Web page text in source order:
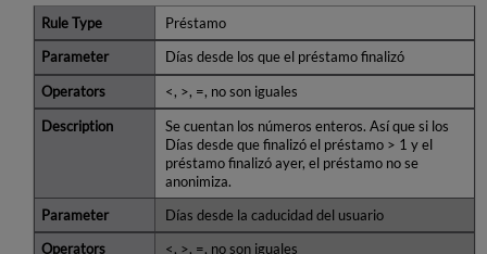
Préstamo
Días desde los que el préstamo finalizó
<, >, =, no son iguales
Se cuentan los números enteros. Así que si los
Días desde que finalizó el préstamo > 1 y el
préstamo finalizó ayer, el préstamo no se
anonimiza.
Días desde la caducidad del usuario
<, >, =, no son iguales